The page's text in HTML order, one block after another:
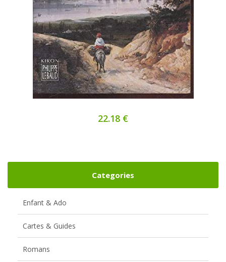
22.18 €
Categories
Enfant & Ado
Cartes & Guides
Romans